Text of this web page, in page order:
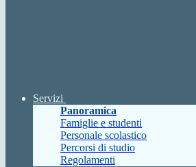
Servizi
Panoramica
Famiglie e studenti
Personale scolastico
Percorsi di studio
Regolamenti